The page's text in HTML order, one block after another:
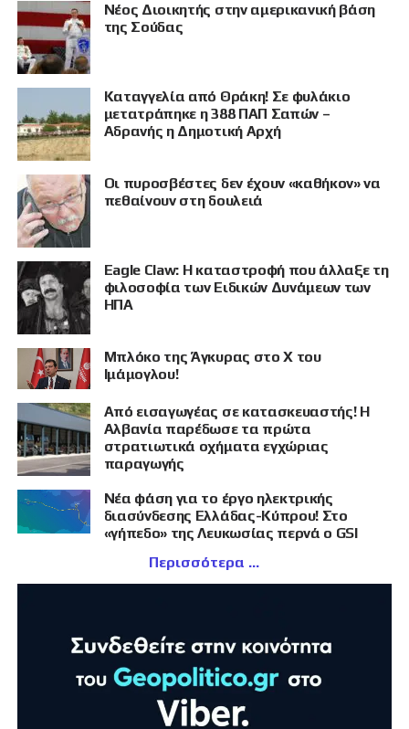
Νέος Διοικητής στην αμερικανική βάση
της Σούδας
Καταγγελία από Θράκη! Σε φυλάκιο
μετατράπηκε η 388 ΠΑΠ Σαπών –
Αδρανής η Δημοτική Αρχή
Οι πυροσβέστες δεν έχουν «καθήκον» να
πεθαίνουν στη δουλειά
Eagle Claw: Η καταστροφή που άλλαξε τη
φιλοσοφία των Ειδικών Δυνάμεων των
ΗΠΑ
Μπλόκο της Άγκυρας στο X του
Ιμάμογλου!
Από εισαγωγέας σε κατασκευαστής! Η
Αλβανία παρέδωσε τα πρώτα
στρατιωτικά οχήματα εγχώριας
παραγωγής
Νέα φάση για το έργο ηλεκτρικής
διασύνδεσης Ελλάδας-Κύπρου! Στο
«γήπεδο» της Λευκωσίας περνά ο GSI
Περισσότερα